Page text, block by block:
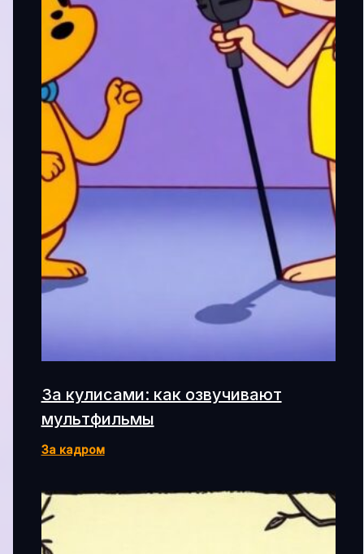
За кулисами: как озвучивают
мультфильмы
За кадром